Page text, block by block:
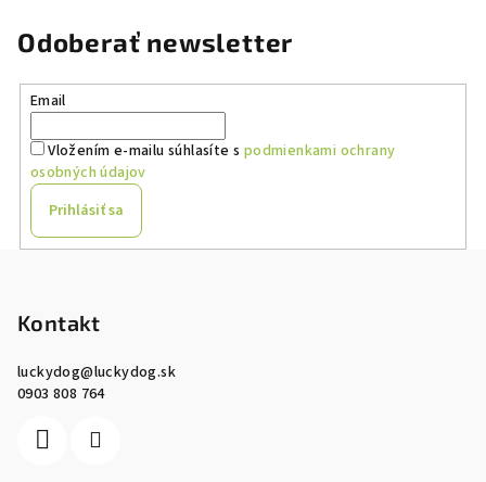
Odoberať newsletter
Email
Vložením e-mailu súhlasíte s podmienkami ochrany
osobných údajov
Prihlásiť sa
Kontakt
luckydog@luckydog.sk
0903 808 764